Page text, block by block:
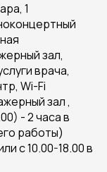
1
зал,
врача,
Wi-Fi
зал ,
- 2 часа в
работы)
с 10.00-18.00 в